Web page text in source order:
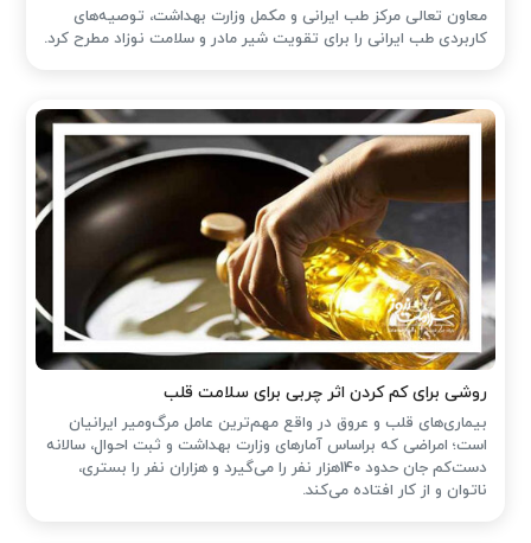
معاون تعالی مرکز طب ایرانی و مکمل وزارت بهداشت، توصیه‌های
کاربردی طب ایرانی را برای تقویت شیر مادر و سلامت نوزاد مطرح کرد.
روشی برای کم کردن اثر چربی برای سلامت قلب
بیماری‌های قلب و عروق در واقع مهم‌ترین عامل مرگ‌ومیر ایرانیان
است؛ امراضی که براساس آمارهای وزارت بهداشت و ثبت احوال، سالانه
دست‌کم جان حدود 140هزار نفر را می‌گیرد و هزاران نفر را بستری،
ناتوان و از کار افتاده می‌کند.